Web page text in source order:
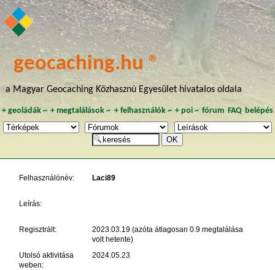
geocaching.hu ®
a Magyar Geocaching Közhasznú Egyesület hivatalos oldala
+ geoládák~ +megtalálások ~ + felhasználók~ + poi~ fórum FAQ belépés
Felhasználónév: Laci89
Leírás:
Regisztrált:
2023.03.19 (azóta átlagosan 0.9 megtalálása
volt hetente)
Utolsó aktivitása
weben:
2024.05.23